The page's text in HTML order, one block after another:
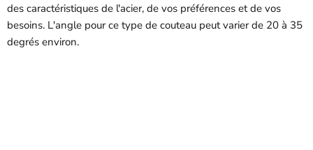
des caractéristiques de l'acier, de vos préférences et de vos
besoins. L'angle pour ce type de couteau peut varier de 20 à 35
degrés environ.